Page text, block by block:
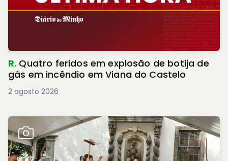
R. Quatro feridos em explosão de botija de
gás em incêndio em Viana do Castelo
2 agosto 2026